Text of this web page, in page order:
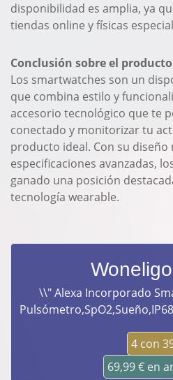
disponibilidad es amplia, ya
tiendas online y físicas
Conclusión sobre el producto
Los smartwatches son un
que combina estilo y
accesorio tecnológico que te
conectado y monitorizar tu
producto ideal. Con su diseño
especificaciones avanzadas,
ganado una posición
tecnología wearable.
\\" Alexa Incorporado
4 con
69,99 € en